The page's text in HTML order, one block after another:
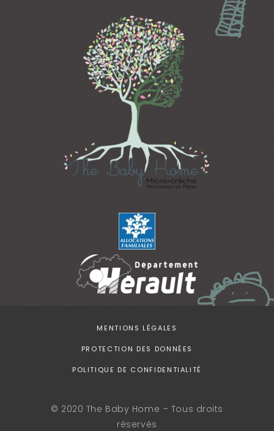
MENTIONS LÉGALES
PROTECTION DES DONNÉES
POLITIQUE DE CONFIDENTIALITÉ
© 2020 The Baby Home – Tous droits
réservés